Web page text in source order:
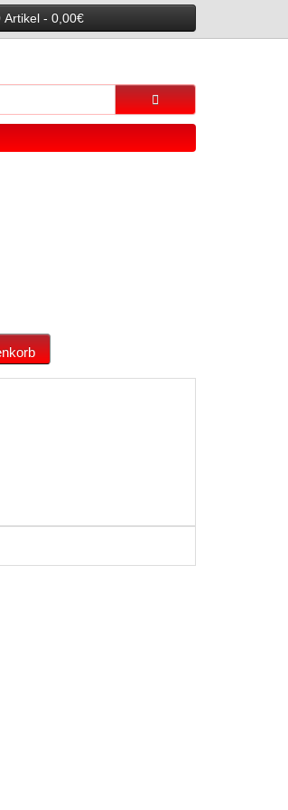
Artikel - 0,00€